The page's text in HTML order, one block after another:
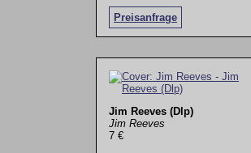
Preisanfrage
Jim Reeves (Dlp)
Jim Reeves
7 €